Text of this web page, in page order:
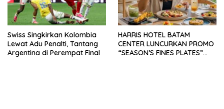
Swiss Singkirkan Kolombia
Lewat Adu Penalti, Tantang
Argentina di Perempat Final
HARRIS HOTEL BATAM
CENTER LUNCURKAN PROMO
“SEASON’S FINES PLATES”